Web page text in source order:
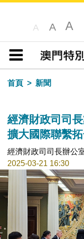
A A A
目錄
首頁
新聞
經濟財政司司
擴大國際聯繫
經濟財政司司長辦公
2025-03-21 16:30